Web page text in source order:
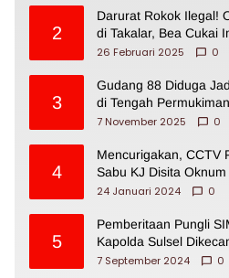
2
Darurat Rokok Ilegal!
di Takalar, Bea Cukai
26 Februari 2025
0
3
Gudang 88 Diduga
di Tengah
7 November 2025
0
4
Mencurigakan, CCTV
Sabu KJ Disita
24 Januari 2024
0
5
Pemberitaan Pungli
Kapolda Sulsel
7 September 2024
0